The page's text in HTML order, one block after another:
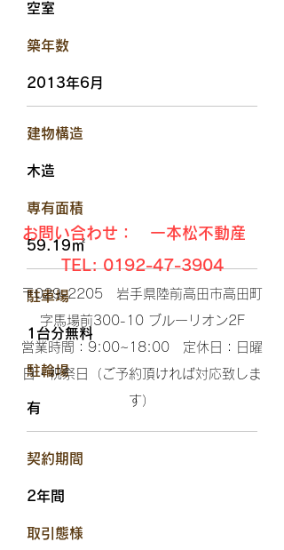
空室
​築年数
2013年6月
​建物構造
木造
​専有面積
59.19㎡
駐車場
1台分無料
​駐輪場
有
​契約期間
2年間
​取引態様
お問い合わせ： 一本松不動産
TEL:0192-47-3904
〒029-2205 岩手県陸前高田市高田町
字馬場前300-10 ブルーリオン2F​
営業時間：9:00~18:00 定休日：日曜
日・祝祭日（ご予約頂ければ対応致しま
す）​